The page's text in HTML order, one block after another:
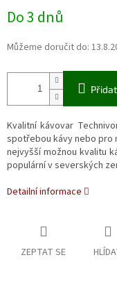
cena:
Do 3 dnů
Můžeme doručit do:
Kvalitní kávovar
spotřebou kávy nebo pro
nejvyšší možnou kvalitu
populární v severských
Detailní informace
ZEPTAT SE